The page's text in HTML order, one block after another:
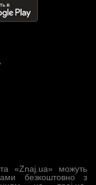
«Znaj.ua» можуть
безкоштовно з